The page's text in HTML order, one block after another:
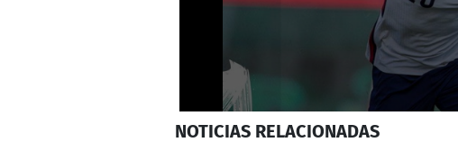
seconds
NOTICIAS RELACIONADAS